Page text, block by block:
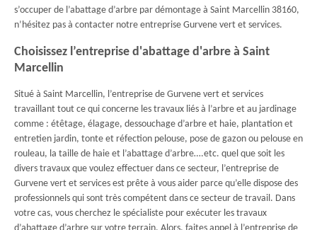
s’occuper de l’abattage d’arbre par démontage à Saint Marcellin 38160,
n’hésitez pas à contacter notre entreprise Gurvene vert et services.
Choisissez l’entreprise d'abattage d'arbre à Saint
Marcellin
Situé à Saint Marcellin, l’entreprise de Gurvene vert et services
travaillant tout ce qui concerne les travaux liés à l’arbre et au jardinage
comme : étêtage, élagage, dessouchage d’arbre et haie, plantation et
entretien jardin, tonte et réfection pelouse, pose de gazon ou pelouse en
rouleau, la taille de haie et l’abattage d’arbre….etc. quel que soit les
divers travaux que voulez effectuer dans ce secteur, l’entreprise de
Gurvene vert et services est prête à vous aider parce qu’elle dispose des
professionnels qui sont très compétent dans ce secteur de travail. Dans
votre cas, vous cherchez le spécialiste pour exécuter les travaux